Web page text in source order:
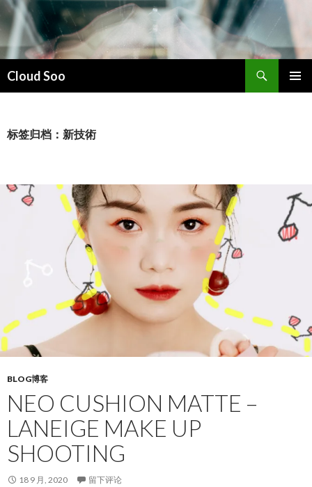
Cloud Soo
索
文
标签归档：新技術
BLOG博客
NEO CUSHION MATTE –
LANEIGE MAKE UP
SHOOTING
18 9 月, 2020 留下评论